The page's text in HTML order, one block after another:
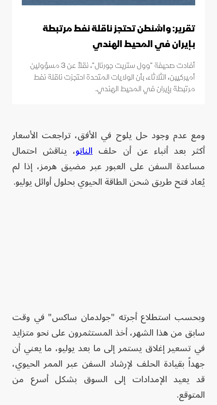
تقرير: واشنطن تحتجز ناقلة نفط مرتبطة
بـإيران في المحيط الهندي
أفادت صحيفة "وول ستريت جورنال"، نقلاً عن 3 مسؤولين
أميركيين، الثلاثاء، بأن الولايات المتحدة احتجزت ناقلة نفط
مرتبطة بإيران في المحيط الهندي.
ومع عدم وجود حل يلوح في الأفق، تراجعت الأسعار
أكثر بعد أنباء عن أن حلفالناتو، يناقش احتمال
مساعدة السفن على العبور عبر مضيق هرمز، إذا لم
يُعاد فتح طريق شحن الطاقة الحيوي بحلول أوائل يوليو.
وبحسب استطلاع أجرته "جولدمان ساكس" في وقت
سابق من هذا الشهر، أخذ المستثمرون على نحو متزايد
في تسعير إغلاق يستمر إلى ما بعد يوليو، ما يعني أن
جهداً بقيادة الحلف لإرشاد السفن عبر الممر الحيوي،
قد يعيد الإمدادات إلى السوق بشكل أسرع من
المتوقع.